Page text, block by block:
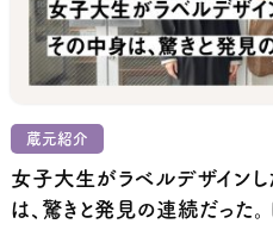
蔵元紹介
女子大生がラベルデザイン
は、驚きと発見の連続だった。